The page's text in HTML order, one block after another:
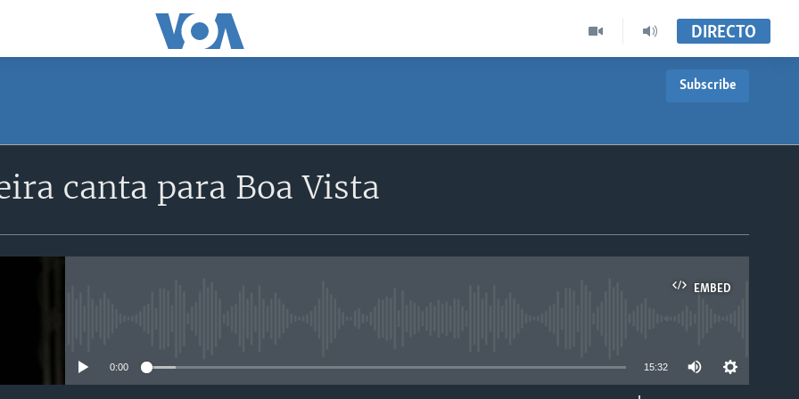
DIRECTO
Subscribe
Subscreva
canta para Boa Vista
EMBED
0:00 15:32